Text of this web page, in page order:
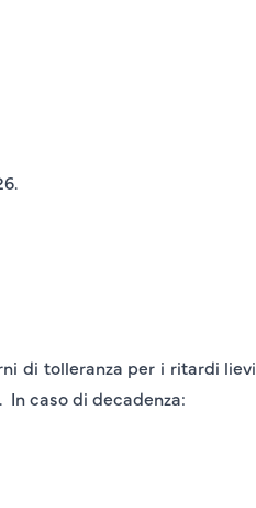
.
di tolleranza per i ritardi lievi
In caso di decadenza: